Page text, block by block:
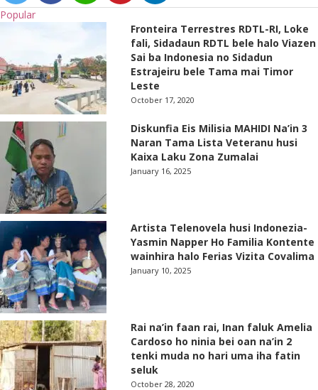
Popular
Fronteira Terrestres RDTL-RI, Loke
fali, Sidadaun RDTL bele halo Viazen
Sai ba Indonesia no Sidadun
Estrajeiru bele Tama mai Timor
Leste
October 17, 2020
Diskunfia Eis Milisia MAHIDI Na’in 3
Naran Tama Lista Veteranu husi
Kaixa Laku Zona Zumalai
January 16, 2025
Artista Telenovela husi Indonezia-
Yasmin Napper Ho Familia Kontente
wainhira halo Ferias Vizita Covalima
January 10, 2025
Rai na’in faan rai, Inan faluk Amelia
Cardoso ho ninia bei oan na’in 2
tenki muda no hari uma iha fatin
seluk
October 28, 2020